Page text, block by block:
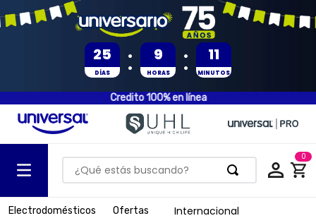
25
DÍAS : 9
HORAS : 11
MINUTOS
Credito 100% en línea
¿Qué estás buscando? 0
Electrodomésticos Ofertas Internacional
TÉRMINOS MÁS BUSCADOS